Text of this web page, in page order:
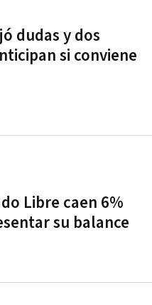
dudas y dos
si conviene
Libre caen 6%
su balance